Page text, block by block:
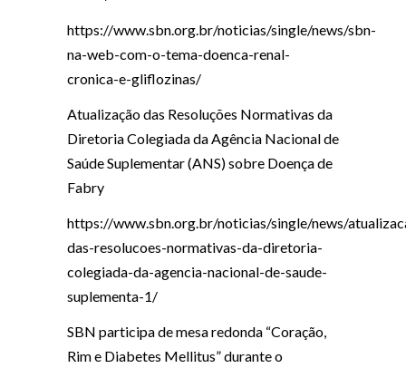
https://www.sbn.org.br/noticias/single/news/sbn-
na-web-com-o-tema-doenca-renal-
cronica-e-gliflozinas/
Atualização das Resoluções Normativas da
Diretoria Colegiada da Agência Nacional de
Saúde Suplementar (ANS) sobre Doença de
Fabry
https://www.sbn.org.br/noticias/single/news/
das-resolucoes-normativas-da-diretoria-
colegiada-da-agencia-nacional-de-saude-
suplementa-1/
SBN participa de mesa redonda “Coração,
Rim e Diabetes Mellitus” durante o